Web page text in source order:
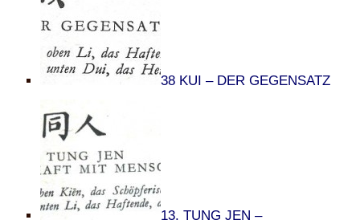
38 KUI – DER GEGENSATZ
13. TUNG JEN –